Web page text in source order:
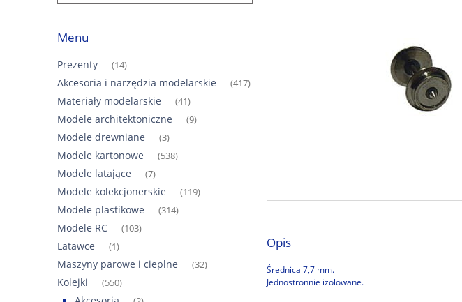
Menu
Prezenty (14)
Akcesoria i narzędzia modelarskie (417)
Materiały modelarskie (41)
Modele architektoniczne (9)
Modele drewniane (3)
Modele kartonowe (538)
Modele latające (7)
Modele kolekcjonerskie (119)
Modele plastikowe (314)
Modele RC (103)
Latawce (1)
Maszyny parowe i cieplne (32)
Kolejki (550)
Opis
Średnica 7,7 mm.
Jednostronnie izolowane.